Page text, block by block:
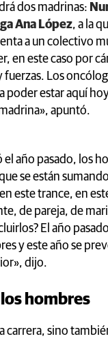
dos madrinas:
Ana López, a la
a un colectivo
en este caso por
Los
poder estar aquí
apuntó.
el año pasado, los
se están
este trance, en
de pareja, de
El año
y este año se
dijo.
hombres
carrera, sino